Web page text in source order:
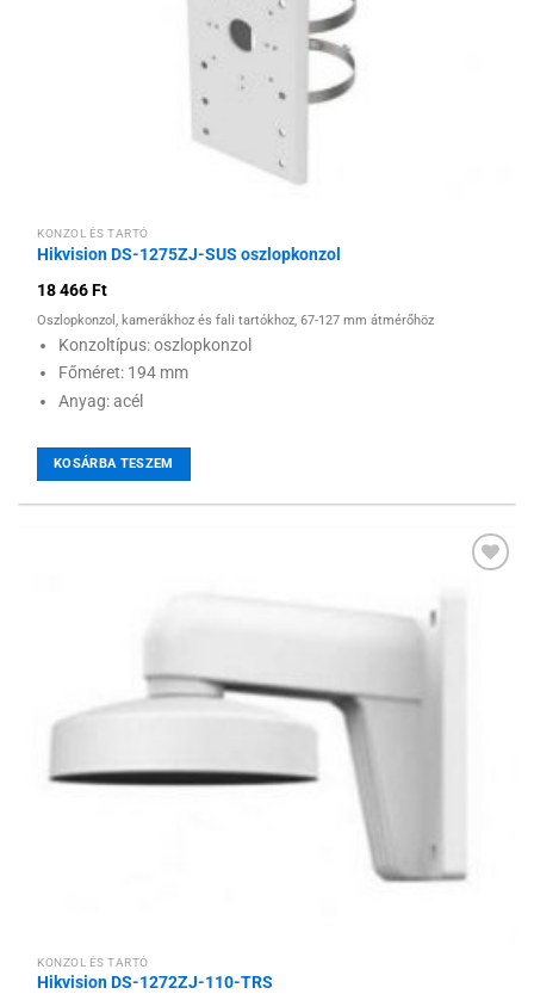
KONZOL ÉS TARTÓ
Hikvision DS-1275ZJ-SUS oszlopkonzol
18 466Ft
Oszlopkonzol, kamerákhoz és fali tartókhoz, 67-127 mm átmérőhöz
Konzoltípus: oszlopkonzol
Főméret: 194 mm
Anyag: acél
KOSÁRBA TESZEM
Hozzáadás a
KONZOL ÉS TARTÓ
Hikvision DS-1272ZJ-110-TRS